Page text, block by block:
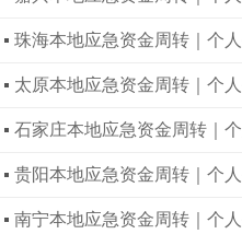
业
短期拆借 私密稳妥
珠海本地应急资金周转｜个
短期拆借 私密稳妥
太原本地应急资金周转｜个
短期拆借 私密稳妥
石家庄本地应急资金周转｜
营短期拆借 私密稳妥
贵阳本地应急资金周转｜个
短期拆借 私密稳妥
南宁本地应急资金周转｜个